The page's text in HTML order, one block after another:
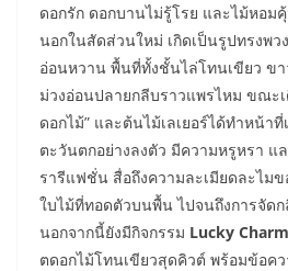
ดอกรัก ดอกบานไม่รู้โรย และไม้หอม
นอกในสัดส่วนใหม่ เกิดเป็นรูปทรงพ
อ่อนหวาน พื้นที่ทั้งชั้นไล่โทนเขียว ข
ม่วงอ่อนปลายกลีบราวแพรไหม ขณะ
ดอกไม้” และต้นไม้เลเยอร์ได้ทำหน้า
ตะวันตกอย่างลงตัว มีความหรูหรา
รารีแฟชั่น สื่อถึงความละเมียดละไมข
ใบไม้ที่ทอดตัวบนพื้น ไปจนถึงการจัด
นอกจากนี้ยังมีกิจกรรม Lucky
ตดอกไม้โทนเขียวสุดคิวต์ พร้อมข้อค